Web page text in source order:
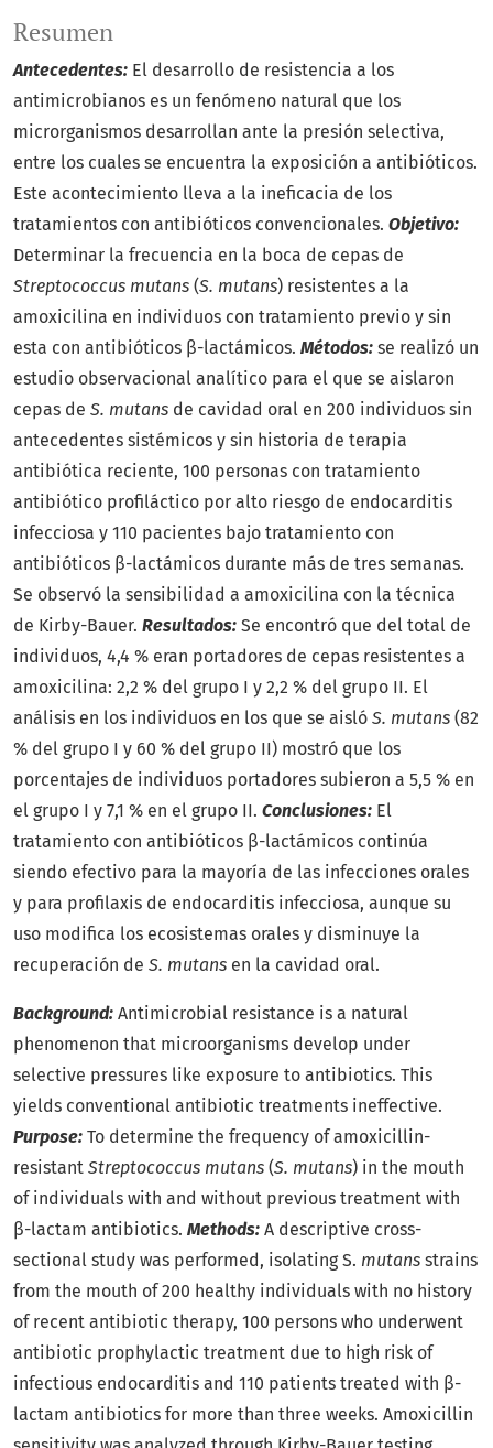
Resumen
Antecedentes: El desarrollo de resistencia a los
antimicrobianos es un fenómeno natural que los
microrganismos desarrollan ante la presión selectiva,
entre los cuales se encuentra la exposición a antibióticos.
Este acontecimiento lleva a la ineficacia de los
tratamientos con antibióticos convencionales. Objetivo:
Determinar la frecuencia en la boca de cepas de
Streptococcus mutans (S. mutans) resistentes a la
amoxicilina en individuos con tratamiento previo y sin
esta con antibióticos β-lactámicos. Métodos: se realizó un
estudio observacional analítico para el que se aislaron
cepas de S. mutans de cavidad oral en 200 individuos sin
antecedentes sistémicos y sin historia de terapia
antibiótica reciente, 100 personas con tratamiento
antibiótico profiláctico por alto riesgo de endocarditis
infecciosa y 110 pacientes bajo tratamiento con
antibióticos β-lactámicos durante más de tres semanas.
Se observó la sensibilidad a amoxicilina con la técnica
de Kirby-Bauer. Resultados: Se encontró que del total de
individuos, 4,4 % eran portadores de cepas resistentes a
amoxicilina: 2,2 % del grupo I y 2,2 % del grupo II. El
análisis en los individuos en los que se aisló S. mutans (82
% del grupo I y 60 % del grupo II) mostró que los
porcentajes de individuos portadores subieron a 5,5 % en
el grupo I y 7,1 % en el grupo II. Conclusiones: El
tratamiento con antibióticos β-lactámicos continúa
siendo efectivo para la mayoría de las infecciones orales
y para profilaxis de endocarditis infecciosa, aunque su
uso modifica los ecosistemas orales y disminuye la
recuperación de S. mutans en la cavidad oral.
Background: Antimicrobial resistance is a natural
phenomenon that microorganisms develop under
selective pressures like exposure to antibiotics. This
yields conventional antibiotic treatments ineffective.
Purpose: To determine the frequency of amoxicillin-
resistant Streptococcus mutans (S. mutans) in the mouth
of individuals with and without previous treatment with
β-lactam antibiotics. Methods: A descriptive cross-
sectional study was performed, isolating S. mutans strains
from the mouth of 200 healthy individuals with no history
of recent antibiotic therapy, 100 persons who underwent
antibiotic prophylactic treatment due to high risk of
infectious endocarditis and 110 patients treated with β-
lactam antibiotics for more than three weeks. Amoxicillin